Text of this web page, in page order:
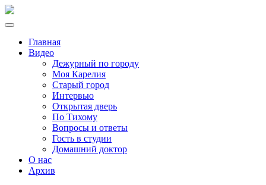
Главная
Видео
Дежурный по городу
Моя Карелия
Старый город
Интервью
Открытая дверь
По Тихому
Вопросы и ответы
Гость в студии
Домашний доктор
О нас
Архив